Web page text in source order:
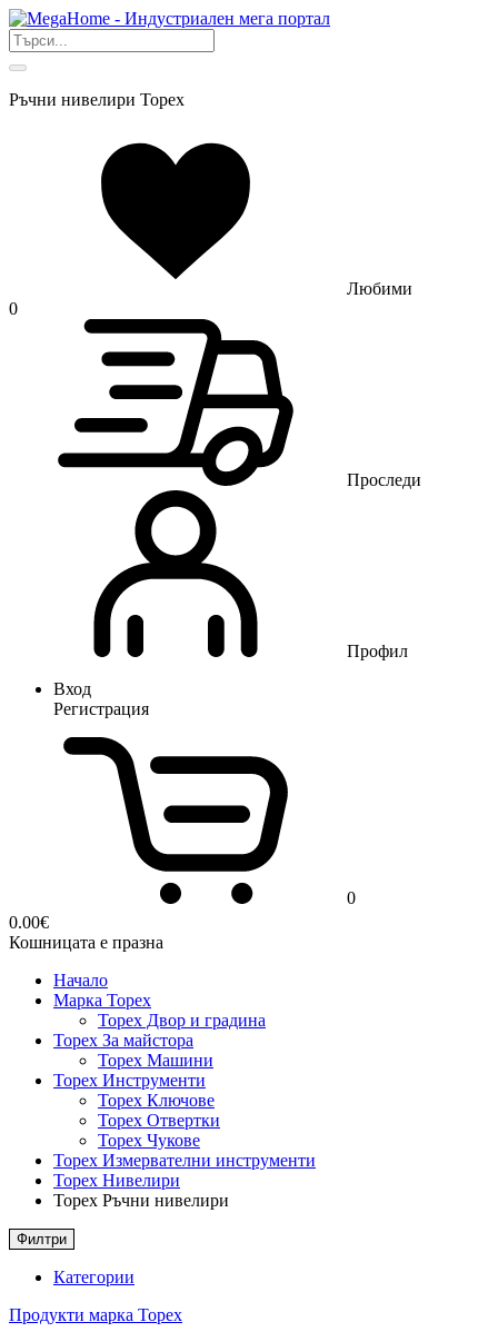
Ръчни нивелири Topex
Любими
0
Проследи
Профил
Вход
Регистрация
0
0.00€
Кошницата е празна
Начало
Марка Topex
Topex Двор и градина
Topex За майстора
Topex Машини
Topex Инструменти
Topex Ключове
Topex Отвертки
Topex Чукове
Topex Измервателни инструменти
Topex Нивелири
Topex Ръчни нивелири
Филтри
Категории
Продукти марка Topex